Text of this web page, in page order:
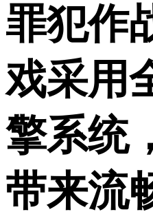
罪犯作
戏采用
擎系统
带来流